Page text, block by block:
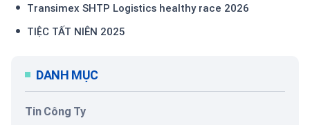
Transimex SHTP Logistics healthy race 2026
TIỆC TẤT NIÊN 2025
DANH MỤC
Tin Công Ty